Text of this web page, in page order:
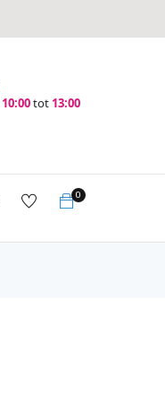
10:00tot 13:00
0